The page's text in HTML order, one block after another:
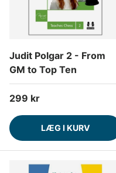
Judit Polgar 2 - From
GM to Top Ten
Normalpris
299 kr
LÆG I KURV